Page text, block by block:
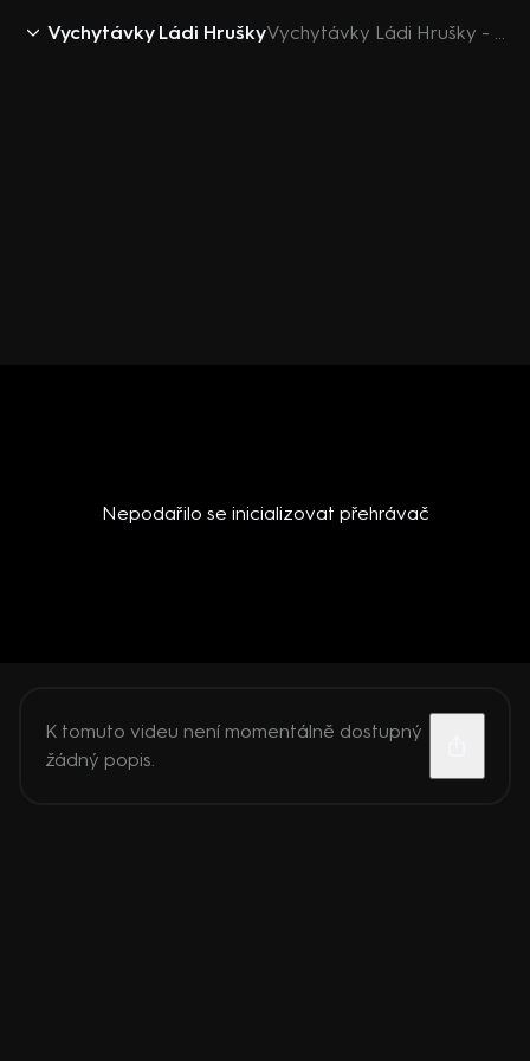
Vychytávky Ládi Hrušky Vychytávky Ládi Hrušky - Pěstitel česneku
Nepodařilo se inicializovat přehrávač
K tomuto videu není momentálně dostupný
žádný popis.